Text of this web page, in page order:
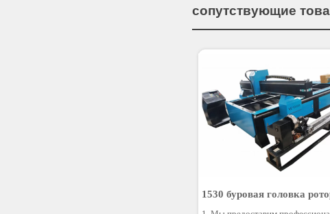
сопутствующие
1530 буровая головка
плазменный труборез